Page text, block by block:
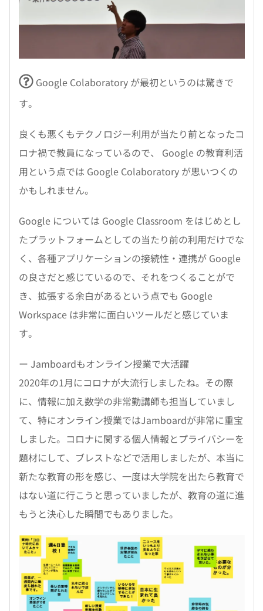
Google Colaboratory が最初というのは驚きで
す。
良くも悪くもテクノロジー利用が当たり前となったコ
ロナ禍で教員になっているので、 Google の教育利活
用という点では Google Colaboratory が思いつくの
かもしれません。
Google については Google Classroom をはじめとし
たプラットフォームとしての当たり前の利用だけでな
く、各種アプリケーションの接続性・連携が Google
の良さだと感じているので、それをつくることがで
き、拡張する余白があるという点でも Google
Workspace は非常に面白いツールだと感じていま
す。
ー Jamboardもオンライン授業で大活躍
2020年の1月にコロナが大流行しましたね。その際
に、情報に加え数学の非常勤講師も担当していまし
て、特にオンライン授業ではJamboardが非常に重宝
しました。コロナに関する個人情報とプライバシーを
題材にして、ブレストなどで活用しましたが、本当に
新たな教育の形を感じ、一度は大学院を出たら教育で
はない道に行こうと思っていましたが、教育の道に進
もうと決心した瞬間でもありました。